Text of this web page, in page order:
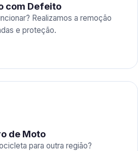
com Defeito
Realizamos a remoção
e proteção.
de Moto
para outra região?